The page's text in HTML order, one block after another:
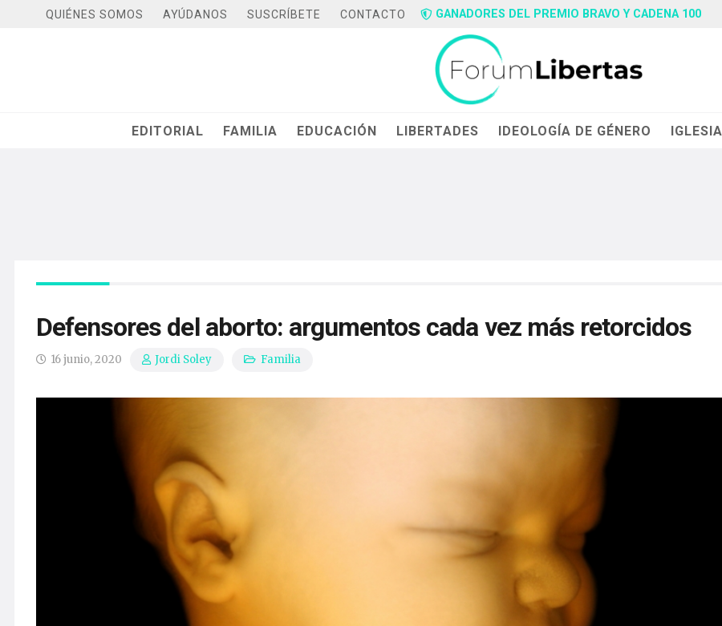
QUIÉNES SOMOS AYÚDANOS SUSCRÍBETE CONTACTO GANADORES DEL PREMIO BRAVO Y CADENA 100
EDITORIAL FAMILIA EDUCACIÓN LIBERTADES IDEOLOGÍA DE GÉNERO IGLESIA
Defensores del aborto: argumentos cada vez más retorcidos
16 junio, 2020 Jordi Soley Familia